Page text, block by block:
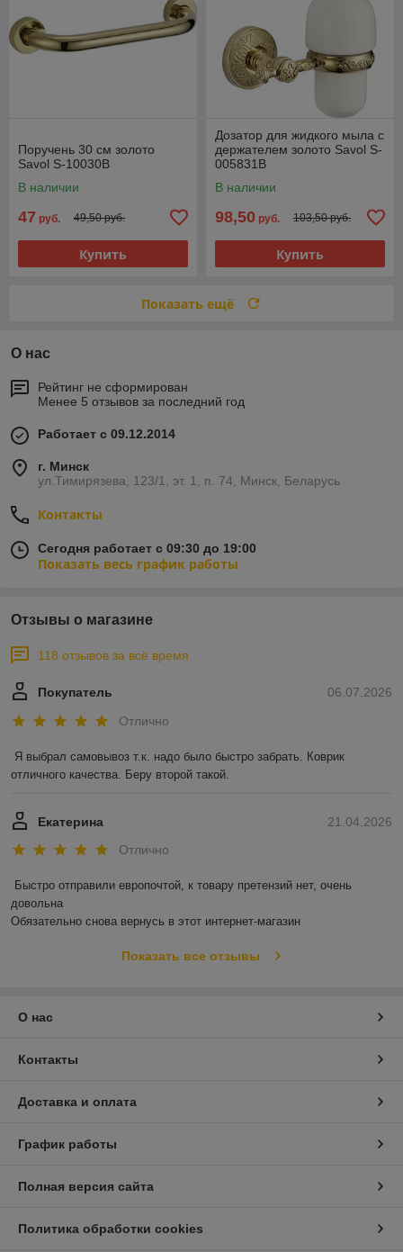
Поручень 30 см золото
Savol S-10030B
В наличии
47 руб. 49,50 руб.
Купить
Дозатор для жидкого мыла с
держателем золото Savol S-
005831B
В наличии
98,50 руб. 103,50 руб.
Купить
Показать ещё
О нас
Рейтинг не сформирован
Менее 5 отзывов за последний год
Работает с 09.12.2014
г. Минск
ул.Тимирязева, 123/1, эт. 1, п. 74, Минск, Беларусь
Контакты
Сегодня работает с 09:30 до 19:00
Показать весь график работы
Отзывы о магазине
118 отзывов за всё время
06.07.2026
Покупатель
Отлично
Я выбрал самовывоз т.к. надо было быстро забрать. Коврик
отличного качества. Беру второй такой.
21.04.2026
Екатерина
Отлично
Быстро отправили европочтой, к товару претензий нет, очень
довольна
Обязательно снова вернусь в этот интернет-магазин
Показать все отзывы
О нас
Контакты
Доставка и оплата
График работы
Полная версия сайта
Политика обработки cookies